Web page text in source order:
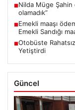
■Nilda Müge Şahin
olamadık”
■Emekli maaşı
Emekli Sandığı
■Otobüste
Yetiştirdi
Güncel